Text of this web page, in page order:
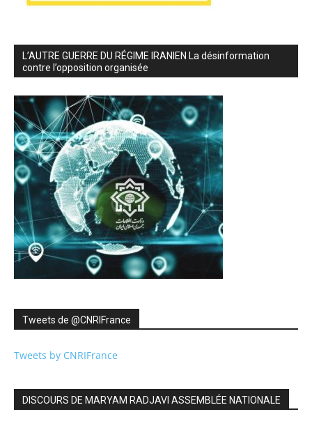
L’AUTRE GUERRE DU RÉGIME IRANIEN La désinformation
contre l’opposition organisée
Tweets de ‎@CNRIFrance
Tweets by CNRIFrance
DISCOURS DE MARYAM RADJAVI ASSEMBLÉE NATIONALE